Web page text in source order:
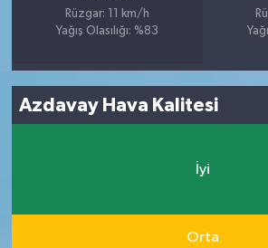
Rüzgar: 11 km/h
Yağış Olasılığı: %83
Azdavay Hava Kalitesi
İyi
Orta